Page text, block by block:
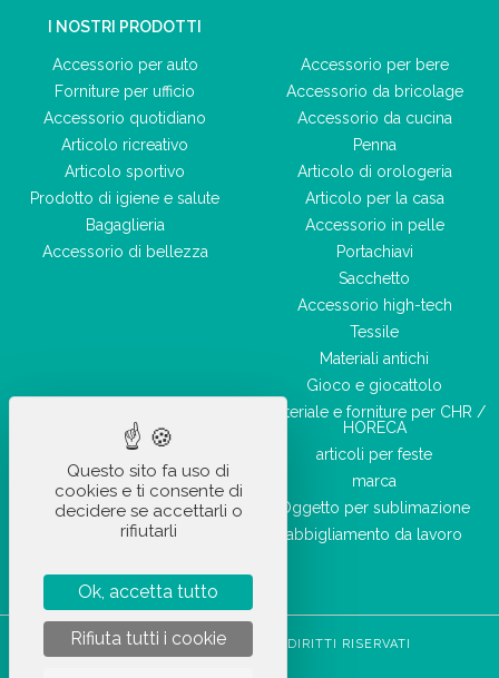
I NOSTRI PRODOTTI
Accessorio per auto
Forniture per ufficio
Accessorio quotidiano
Articolo ricreativo
Articolo sportivo
Prodotto di igiene e salute
Bagaglieria
Accessorio di bellezza
Accessorio per bere
Accessorio da bricolage
Accessorio da cucina
Penna
Articolo di orologeria
Articolo per la casa
Accessorio in pelle
Portachiavi
Sacchetto
Accessorio high-tech
Tessile
Materiali antichi
Gioco e giocattolo
Materiale e forniture per CHR /
HORECA
articoli per feste
marca
Oggetto per sublimazione
abbigliamento da lavoro
STOCKETIK © 2023 - TUTTI I DIRITTI RISERVATI
Questo sito fa uso di
cookies e ti consente di
decidere se accettarli o
rifiutarli
Ok, accetta tutto
Rifiuta tutti i cookie